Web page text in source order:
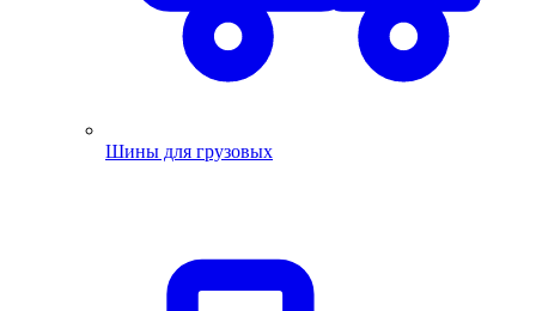
Шины для грузовых